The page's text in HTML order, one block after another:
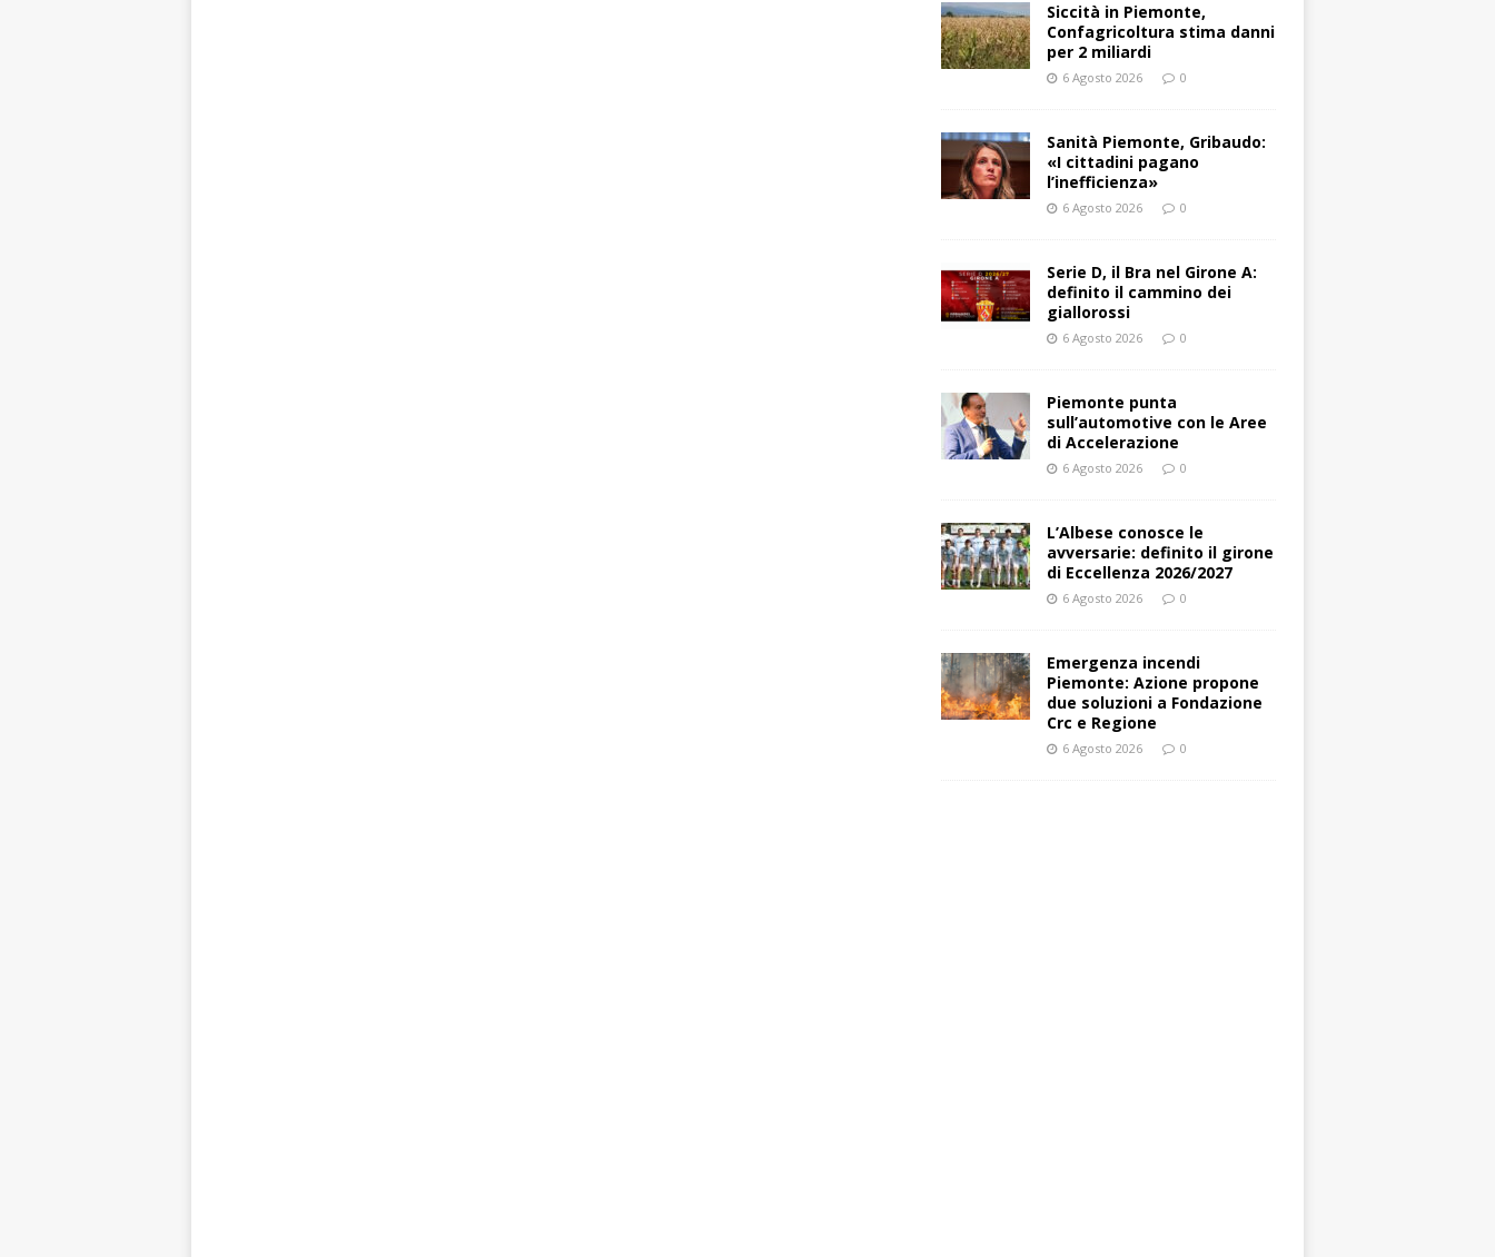
Siccità in Piemonte,
Confagricoltura stima danni
per 2 miliardi
6 Agosto 2026 0
Sanità Piemonte, Gribaudo:
«I cittadini pagano
l’inefficienza»
6 Agosto 2026 0
Serie D, il Bra nel Girone A:
definito il cammino dei
giallorossi
6 Agosto 2026 0
Piemonte punta
sull’automotive con le Aree
di Accelerazione
6 Agosto 2026 0
L’Albese conosce le
avversarie: definito il girone
di Eccellenza 2026/2027
6 Agosto 2026 0
Emergenza incendi
Piemonte: Azione propone
due soluzioni a Fondazione
Crc e Regione
6 Agosto 2026 0